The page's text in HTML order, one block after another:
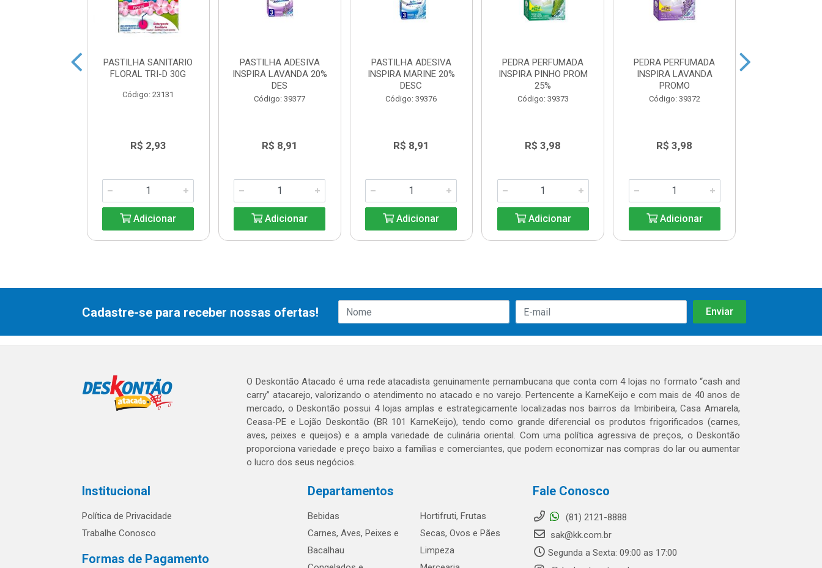
PASTILHA SANITARIO
FLORAL TRI-D 30G
Código: 23131
R$ 2,93
Adicionar
PASTILHA ADESIVA
INSPIRA LAVANDA 20%
DES
Código: 39377
R$ 8,91
Adicionar
PASTILHA ADESIVA
INSPIRA MARINE 20%
DESC
Código: 39376
R$ 8,91
Adicionar
PEDRA PERFUMADA
INSPIRA PINHO PROM
25%
Código: 39373
R$ 3,98
Adicionar
PEDRA PERFUMADA
INSPIRA LAVANDA
PROMO
Código: 39372
R$ 3,98
Adicionar
Cadastre-se para receber nossas ofertas!
O Deskontão Atacado é uma rede atacadista genuinamente pernambucana que conta com 4 lojas no formato “cash and
carry” atacarejo, valorizando o atendimento no atacado e no varejo. Pertencente a KarneKeijo e com mais de 40 anos de
mercado, o Deskontão possui 4 lojas amplas e estrategicamente localizadas nos bairros da Imbiribeira, Casa Amarela,
Ceasa-PE e Lojão Deskontão (BR 101 KarneKeijo), tendo como grande diferencial os produtos frigorificados (carnes,
aves, peixes e queijos) e a ampla variedade de culinária oriental. Com uma política agressiva de preços, o Deskontão
proporciona variedade e preço baixo a famílias e comerciantes, que podem economizar nas compras do lar ou aumentar
o lucro dos seus negócios.
Institucional
Política de Privacidade
Trabalhe Conosco
Formas de Pagamento
Departamentos
Bebidas
Carnes, Aves, Peixes e
Bacalhau
Hortifruti, Frutas
Secas, Ovos e Pães
Limpeza
Fale Conosco
(81) 2121-8888
sak@kk.com.br
Segunda a Sexta: 09:00 as 17:00